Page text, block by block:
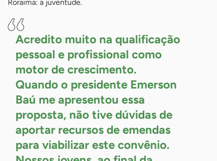
Roraima: a juventude.
Acredito muito na qualificação
pessoal e profissional como
motor de crescimento.
Quando o presidente Emerson
Baú me apresentou essa
proposta, não tive dúvidas de
aportar recursos de emendas
para viabilizar este convênio.